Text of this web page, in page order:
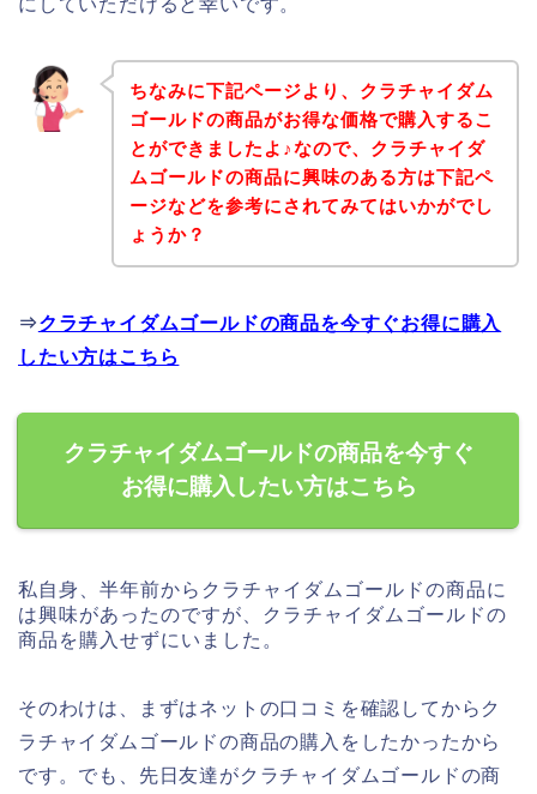
ちなみに下記ページより、クラチャイダム
ゴールドの商品がお得な価格で購入するこ
とができましたよ♪なので、クラチャイダ
ムゴールドの商品に興味のある方は下記ペ
ージなどを参考にされてみてはいかがでし
ょうか？
⇒クラチャイダムゴールドの商品を今すぐお得に購入
したい方はこちら
クラチャイダムゴールドの商品を今すぐ
お得に購入したい方はこちら
私自身、半年前からクラチャイダムゴールドの商品に
は興味があったのですが、クラチャイダムゴールドの
商品を購入せずにいました。
そのわけは、まずはネットの口コミを確認してからク
ラチャイダムゴールドの商品の購入をしたかったから
です。でも、先日友達がクラチャイダムゴールドの商